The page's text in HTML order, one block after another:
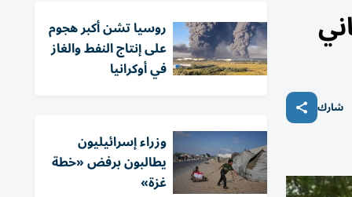
شارك
روسيا تشن أكبر هجوم
على إنتاج النفط والغاز
في أوكرانيا
وزراء إسرائيليون
يطالبون برفض «خطة
غزة»